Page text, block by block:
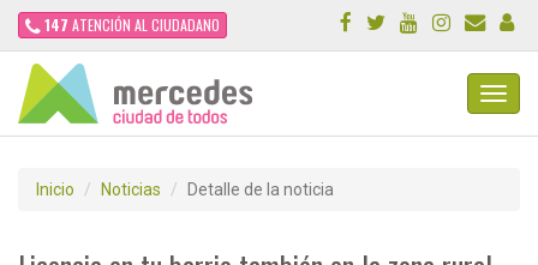
147 ATENCIÓN AL CIUDADANO
Inicio Noticias Detalle de la noticia